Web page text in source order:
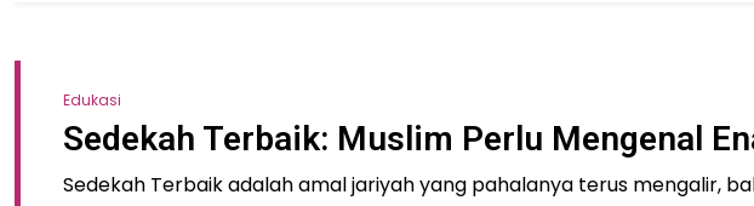
Edukasi
Sedekah Terbaik: Muslim Perlu Mengenal
Sedekah Terbaik adalah amal jariyah yang pahalanya terus mengalir,